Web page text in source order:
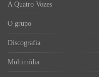
A Quatro Vozes
O grupo
Discografia
Multimídia